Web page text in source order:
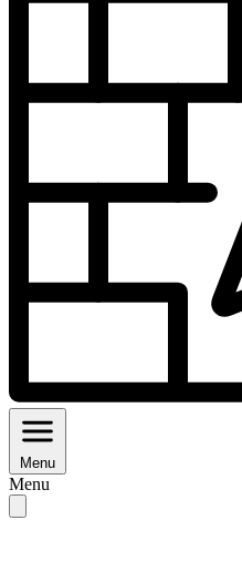
Menu
Menu